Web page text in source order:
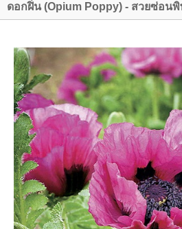
ดอกฝิ่น (Opium Poppy) - สวยซ่อน